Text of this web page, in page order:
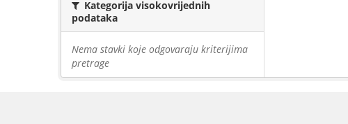
Kategorija visokovrijednih
podataka
Nema stavki koje odgovaraju kriterijima
pretrage